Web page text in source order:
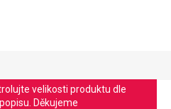
velikosti produktu dle
Děkujeme